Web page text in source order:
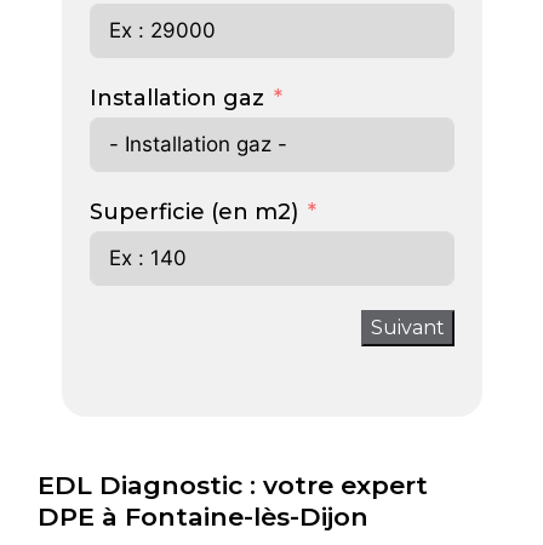
Installation gaz
Superficie (en m2)
Suivant
EDL Diagnostic : votre expert
DPE à Fontaine-lès-Dijon